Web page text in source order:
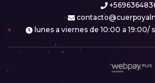
lunes a viernes de 10:00 a 19:00/